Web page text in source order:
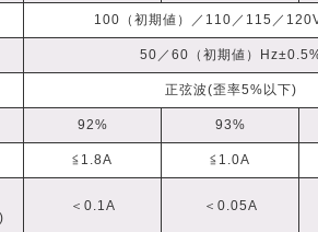
100（初期値）／110／115／
50／60（初期値）
正弦波(歪率5%以下)
92% 93%
≦1.8A ≦1.0A
＜0.1A ＜0.05A